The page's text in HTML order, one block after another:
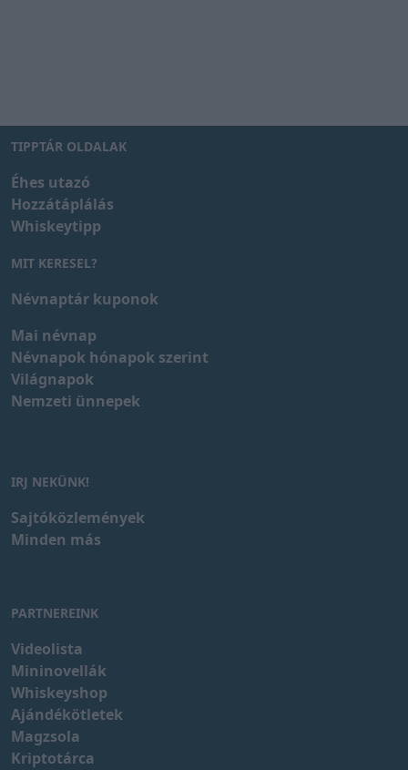
TIPPTÁR OLDALAK
Éhes utazó
Hozzátáplálás
Whiskeytipp
MIT KERESEL?
Névnaptár kuponok
Mai névnap
Névnapok hónapok szerint
Világnapok
Nemzeti ünnepek
IRJ NEKÜNK!
Sajtóközlemények
Minden más
PARTNEREINK
Videolista
Mininovellák
Whiskeyshop
Ajándékötletek
Magzsola
Kriptotárca